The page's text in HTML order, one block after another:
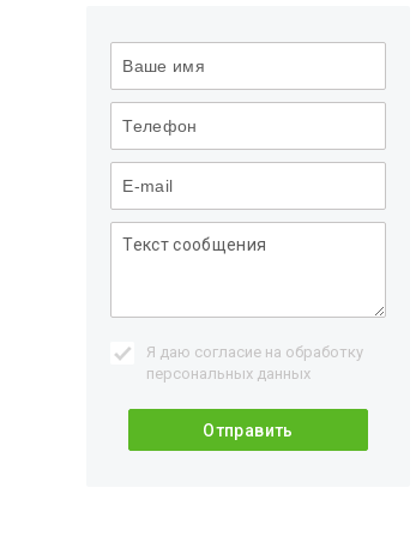
Я даю согласие на обработку
персональных данных